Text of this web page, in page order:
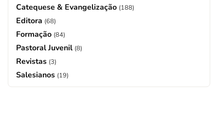
Catequese & Evangelização (188)
Editora (68)
Formação (84)
Pastoral Juvenil (8)
Revistas (3)
Salesianos (19)